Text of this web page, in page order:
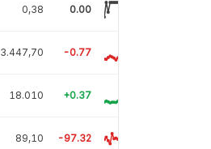
0,38 0.00
3.447,70 -0.77
18.010 +0.37
89,10 -97.32